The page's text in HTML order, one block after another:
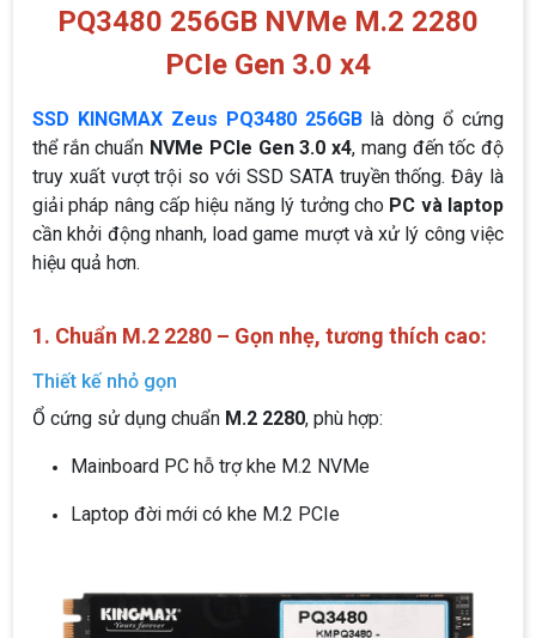
PQ3480 256GB NVMe M.2 2280
PCIe Gen 3.0 x4
SSD KINGMAX Zeus PQ3480 256GBlà dòng ổ cứng
thể rắn chuẩn NVMe PCIe Gen 3.0 x4, mang đến tốc độ
truy xuất vượt trội so với SSD SATA truyền thống. Đây là
giải pháp nâng cấp hiệu năng lý tưởng cho PC và laptop
cần khởi động nhanh, load game mượt và xử lý công việc
hiệu quả hơn.
1. Chuẩn M.2 2280 – Gọn nhẹ, tương thích cao:
Thiết kế nhỏ gọn
Ổ cứng sử dụng chuẩn M.2 2280, phù hợp:
Mainboard PC hỗ trợ khe M.2 NVMe
Laptop đời mới có khe M.2 PCIe